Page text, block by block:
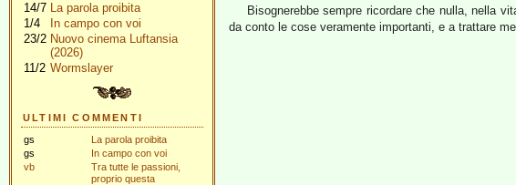
14/7 La parola proibita
1/4
In campo con voi
23/2 Nuovo cinema Luftansia
(2026)
11/2 Wormslayer
ULTIMI COMMENTI
gs
La parola proibita
gs
In campo con voi
vb
Tra tutte le passioni,
proprio questa
Bisognerebbe sempre ricordare che nulla, nella
da conto le cose veramente importanti, e a trattare